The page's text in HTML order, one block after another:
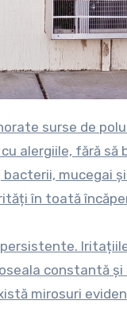
alergiile, fără să
mucegai
în toată
constantă
mirosuri